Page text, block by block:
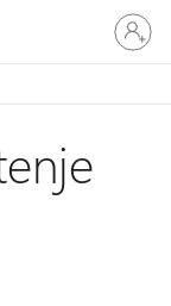
Prijavite
se
u
račun